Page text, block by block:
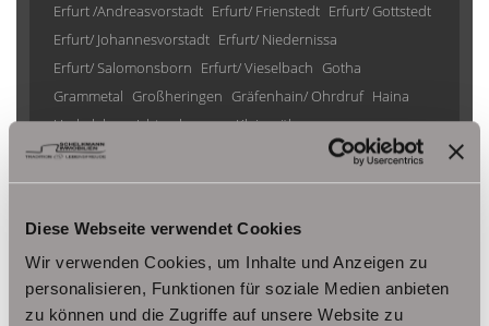
Diese Webseite verwendet Cookies
Wir verwenden Cookies, um Inhalte und Anzeigen zu
personalisieren, Funktionen für soziale Medien anbieten
zu können und die Zugriffe auf unsere Website zu
Erfurt /Andreasvorstadt Erfurt/ Frienstedt Erfurt/ Gottstedt
Erfurt/ Johannesvorstadt Erfurt/ Niedernissa
Erfurt/ Salomonsborn Erfurt/ Vieselbach Gotha
Grammetal Großheringen Gräfenhain/ Ohrdruf Haina
Herbsleben Ichtershausen Kleinmölsen
Kutzleben / Lützensömmern
Nesse- Apfelstädt / Kornhochheim Nohra Oberhof
Saalfeld/Saale / Remschütz Steinbach-Hallenberg/ Viernau
Tonna / Gräfentonna Udestedt
Unstrut- Hainich /Großengottern Weimar / Legefeld